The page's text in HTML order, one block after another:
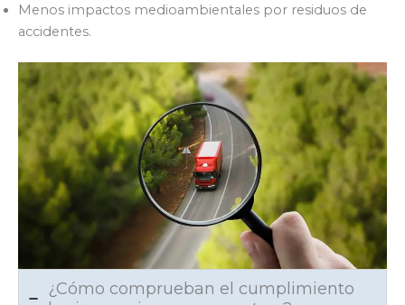
Menos impactos medioambientales por residuos de
accidentes.
¿Cómo comprueban el cumplimiento